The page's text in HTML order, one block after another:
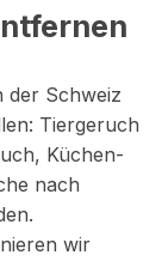
der Schweiz
Tiergeruch
Küchen-
nach
wir